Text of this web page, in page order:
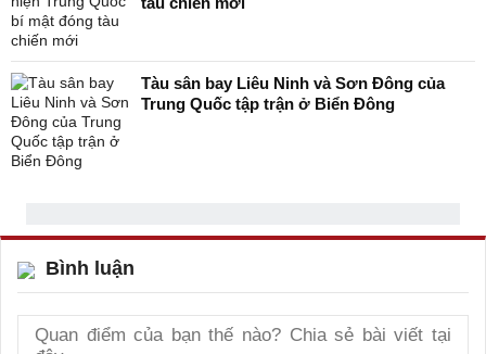
Tàu sân bay Liêu Ninh và Sơn Đông của
Trung Quốc tập trận ở Biển Đông
Bình luận